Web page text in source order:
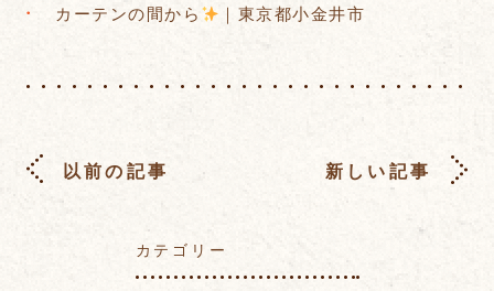
カーテンの間から ｜東京都小金井市
以前の記事 新しい記事
カテゴリー